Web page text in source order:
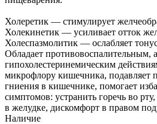
Холеретик — стимулирует
Холекинетик — усиливает отток
Холеспазмолитик — ослабляет
Обладает противовоспалительным,
гипохолестеринемическим
микрофлору кишечника, подавляет
гниения в кишечнике, помогает
симптомов: устранить горечь во
в желудке, дискомфорт в правом
Наличие